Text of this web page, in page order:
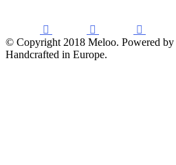
© Copyright 2018 Meloo. Powered by
Handcrafted in Europe.